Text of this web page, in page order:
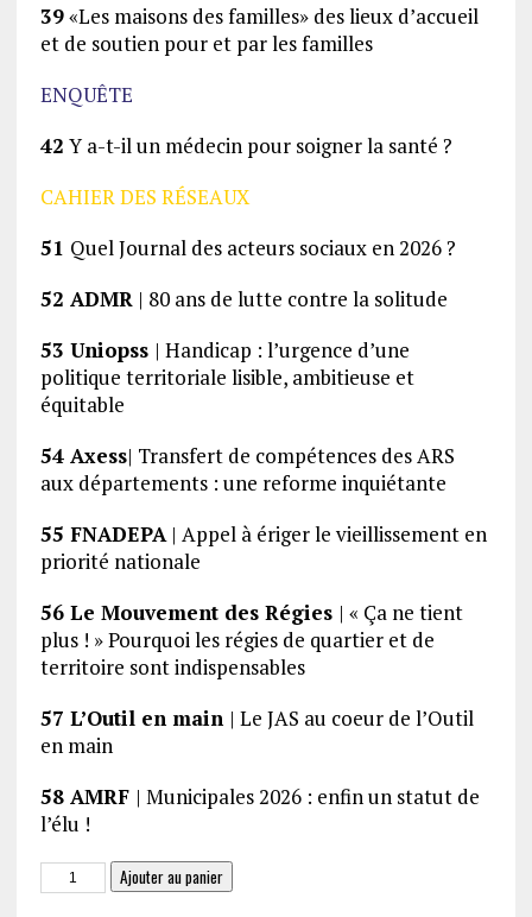
39«Les maisons des familles» des lieux dʼaccueil
et de soutien pour et par les familles
ENQUÊTE
42 Y a-t-il un médecin pour soigner la santé ?
CAHIER DES RÉSEAUX
51 Quel Journal des acteurs sociaux en 2026 ?
52 ADMR| 80 ans de lutte contre la solitude
53 Uniopss | Handicap : l’urgence d’une
politique territoriale lisible, ambitieuse et
équitable
54 Axess| Transfert de compétences des ARS
aux départements : une reforme inquiétante
55 FNADEPA| Appel à ériger le vieillissement en
priorité nationale
56 Le Mouvement des Régies | « Ça ne tient
plus ! » Pourquoi les régies de quartier et de
territoire sont indispensables
57 L’Outil en main | Le JAS au coeur de l’Outil
en main
58 AMRF | Municipales 2026 : enfin un statut de
l’élu !
quantité
de
Ajouter au panier